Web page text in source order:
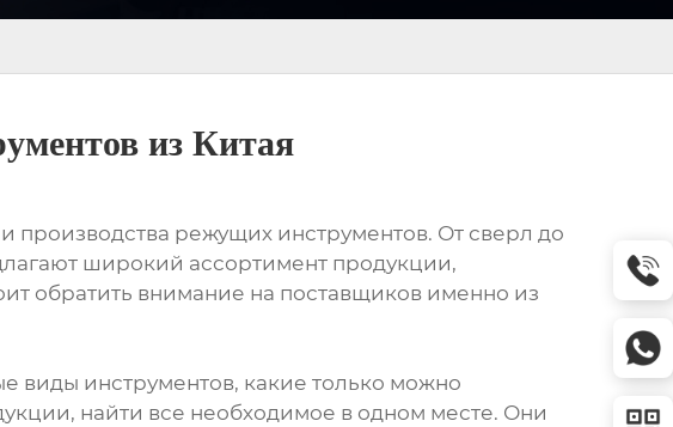
из Китая
производства режущих инструментов. От сверл до
широкий ассортимент продукции,
обратить внимание на поставщиков именно из
виды инструментов, какие только можно
найти все необходимое в одном месте. Они